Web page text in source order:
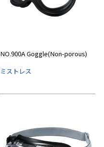
NO.900A Goggle(Non-porous)
ミストレス